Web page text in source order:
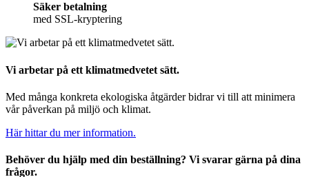
Säker betalning
med SSL-kryptering
Vi arbetar på ett klimatmedvetet sätt.
Med många konkreta ekologiska åtgärder bidrar vi till att minimera
vår påverkan på miljö och klimat.
Här hittar du mer information.
Behöver du hjälp med din beställning? Vi svarar gärna på dina
frågor.